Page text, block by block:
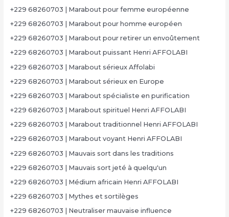
+229 68260703 | Marabout pour femme européenne
+229 68260703 | Marabout pour homme européen
+229 68260703 | Marabout pour retirer un envoûtement
+229 68260703 | Marabout puissant Henri AFFOLABI
+229 68260703 | Marabout sérieux Affolabi
+229 68260703 | Marabout sérieux en Europe
+229 68260703 | Marabout spécialiste en purification
+229 68260703 | Marabout spirituel Henri AFFOLABI
+229 68260703 | Marabout traditionnel Henri AFFOLABI
+229 68260703 | Marabout voyant Henri AFFOLABI
+229 68260703 | Mauvais sort dans les traditions
+229 68260703 | Mauvais sort jeté à quelqu'un
+229 68260703 | Médium africain Henri AFFOLABI
+229 68260703 | Mythes et sortilèges
+229 68260703 | Neutraliser mauvaise influence